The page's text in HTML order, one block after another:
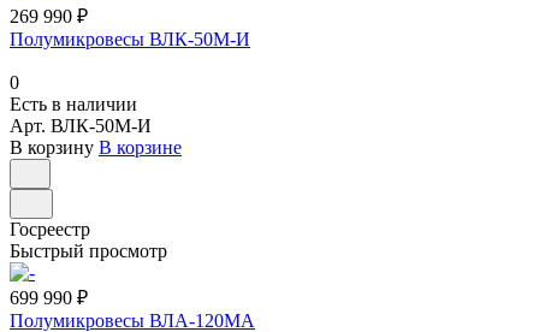
269 990 ₽
Полумикровесы ВЛК-50М-И
0
Есть в наличии
Арт. ВЛК-50М-И
В корзину В корзине
Госреестр
Быстрый просмотр
699 990 ₽
Полумикровесы ВЛА-120МA